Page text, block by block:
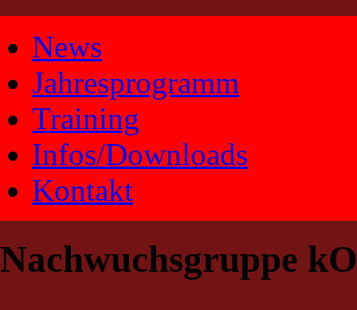
überspringenNews
Jahresprogramm
Training
Infos/Downloads
Kontakt
Nachwuchsgruppe